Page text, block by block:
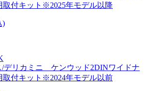
取付キット※2025年モデル以降
)
/デリカミニ ケンウッド2DINワイドナ
取付キット※2024年モデル以前